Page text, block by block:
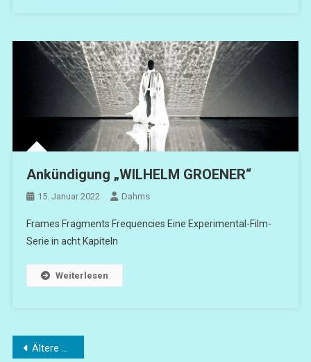
Ankündigung „WILHELM GROENER“
15. Januar 2022 Dahms
Frames Fragments Frequencies Eine Experimental-Film-
Serie in acht Kapiteln
Weiterlesen
Beitragsnavigation
Ältere Beiträge